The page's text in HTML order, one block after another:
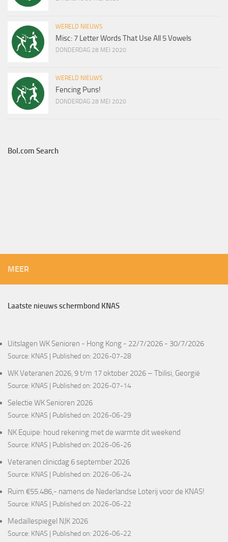
WERELD NIEUWS
Misc: 7 Letter Words That Use All 5 Vowels
DONDERDAG 28 MEI 2020
WERELD NIEUWS
Fencing Puns!
DONDERDAG 28 MEI 2020
Bol.com Search
MEER
Laatste nieuws schermbond KNAS
Uitslagen WK Senioren - Hong Kong - 22/7/2026 - 30/7/2026
Source: KNAS Published on: 2026-07-28
WK Veteranen 2026, 9 t/m 17 oktober 2026 – Tbilisi, Georgië
Source: KNAS Published on: 2026-07-14
Selectie WK Senioren 2026
Source: KNAS Published on: 2026-06-29
NK Equipe: houd rekening met de warmte dit weekend
Source: KNAS Published on: 2026-06-26
Veteranen clinicdag 6 september 2026
Source: KNAS Published on: 2026-06-24
Ruim €55.486,- namens de Nederlandse Loterij voor de KNAS!
Source: KNAS Published on: 2026-06-22
Medaillespiegel NJK 2026
Source: KNAS Published on: 2026-06-22